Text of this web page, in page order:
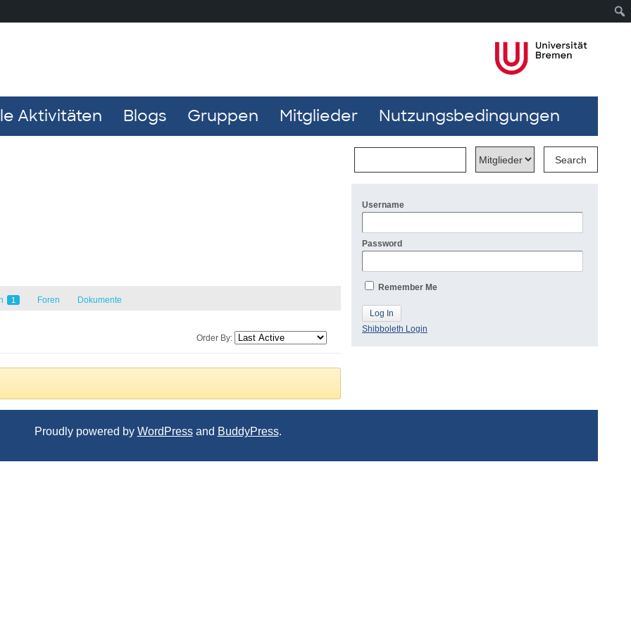
Aktivitäten Blogs Gruppen Mitglieder Nutzungsbedingungen
1 Foren Dokumente
Order By:
Username
Password
Remember Me
Shibboleth Login
Proudly powered by WordPressand BuddyPress.